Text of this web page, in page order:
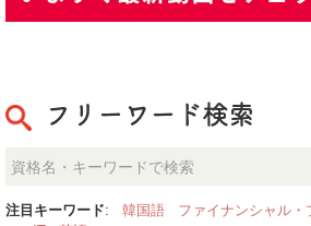
フリーワード検索
注目キーワード: 韓国語
ファイナンシャル・